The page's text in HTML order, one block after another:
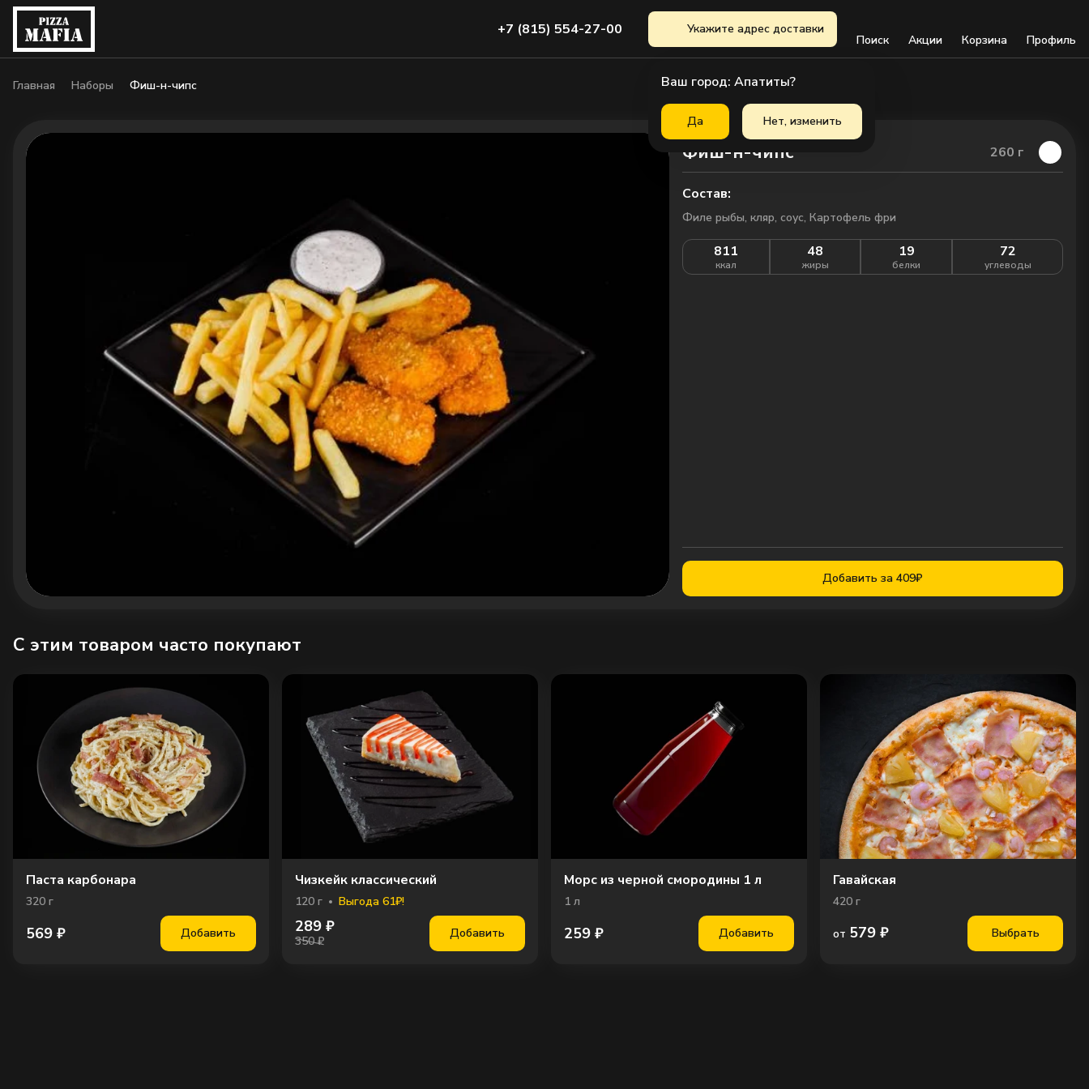
+7 (815) 554-27-00 Укажите адрес доставки
Ваш город: Апатиты?
Да Нет, изменить
Поиск Акции Корзина Профиль
Главная Наборы Фиш-н-чипс
Фиш-н-чипс 260 г
Состав:
Филе рыбы, кляр, соус, Картофель фри
811
ккал
48
жиры
19
белки
72
углеводы
Добавить за 409₽
C этим товаром часто покупают
Паста карбонара
320 г
569 ₽ Добавить
Чизкейк классический
120 г Выгода 61₽!
289 ₽
350 ₽
Добавить
Морс из черной смородины 1 л
1 л
259 ₽ Добавить
Гавайская
420 г
от 579 ₽ Выбрать